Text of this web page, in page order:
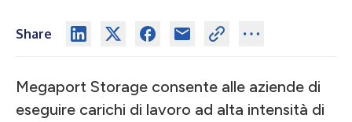
Share
Megaport Storage consente alle aziende di
eseguire carichi di lavoro ad alta intensità di